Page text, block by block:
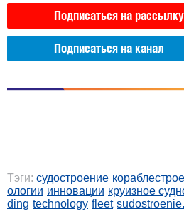
Подписаться на рассылку
Подписаться на канал
Тэги: судостроение
ологии инновации круизное
ding technology fleet